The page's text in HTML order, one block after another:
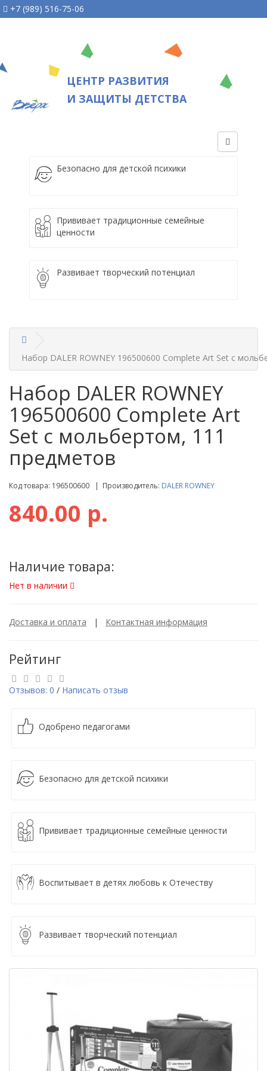
+7 (989) 516-75-06
ЦЕНТР РАЗВИТИЯ
И ЗАЩИТЫ ДЕТСТВА
Безопасно для детской психики
Прививает традиционные семейные
ценности
Развивает творческий потенциал
Набор DALER ROWNEY 196500600 Complete Art Set с
Набор DALER ROWNEY
196500600 Complete Art
Set с мольбертом, 111
предметов
Код товара: 196500600 | Производитель: DALER ROWNEY
840.00 р.
Наличие товара:
Нет в наличии
Доставка и оплата | Контактная информация
Рейтинг
Отзывов: 0 / Написать отзыв
Одобрено педагогами
Безопасно для детской психики
Прививает традиционные семейные ценности
Воспитывает в детях любовь к Отечеству
Развивает творческий потенциал